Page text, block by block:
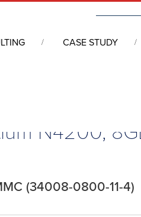
CASE STUDY
N4200,
(34008-0800-11-4)